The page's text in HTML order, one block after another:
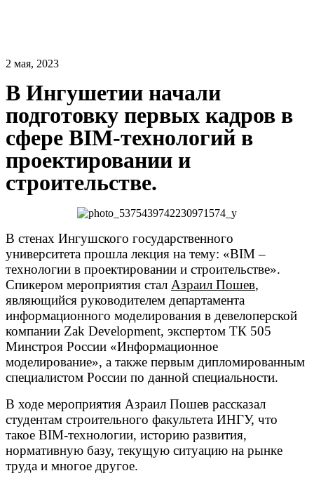
2 мая, 2023
В Ингушетии начали
подготовку первых кадров в
сфере BIM-технологий в
проектировании и
строительстве.
В стенах Ингушского государственного
университета прошла лекция на тему: «BIM –
технологии в проектировании и строительстве».
Спикером мероприятия стал Азраил Пошев,
являющийся руководителем департамента
информационного моделирования в девелоперской
компании Zak Development, экспертом ТК 505
Минстроя России «Информационное
моделирование», а также первым дипломированным
специалистом России по данной специальности.
В ходе мероприятия Азраил Пошев рассказал
студентам строительного факультета ИНГУ, что
такое BIM-технологии, историю развития,
нормативную базу, текущую ситуацию на рынке
труда и многое другое.